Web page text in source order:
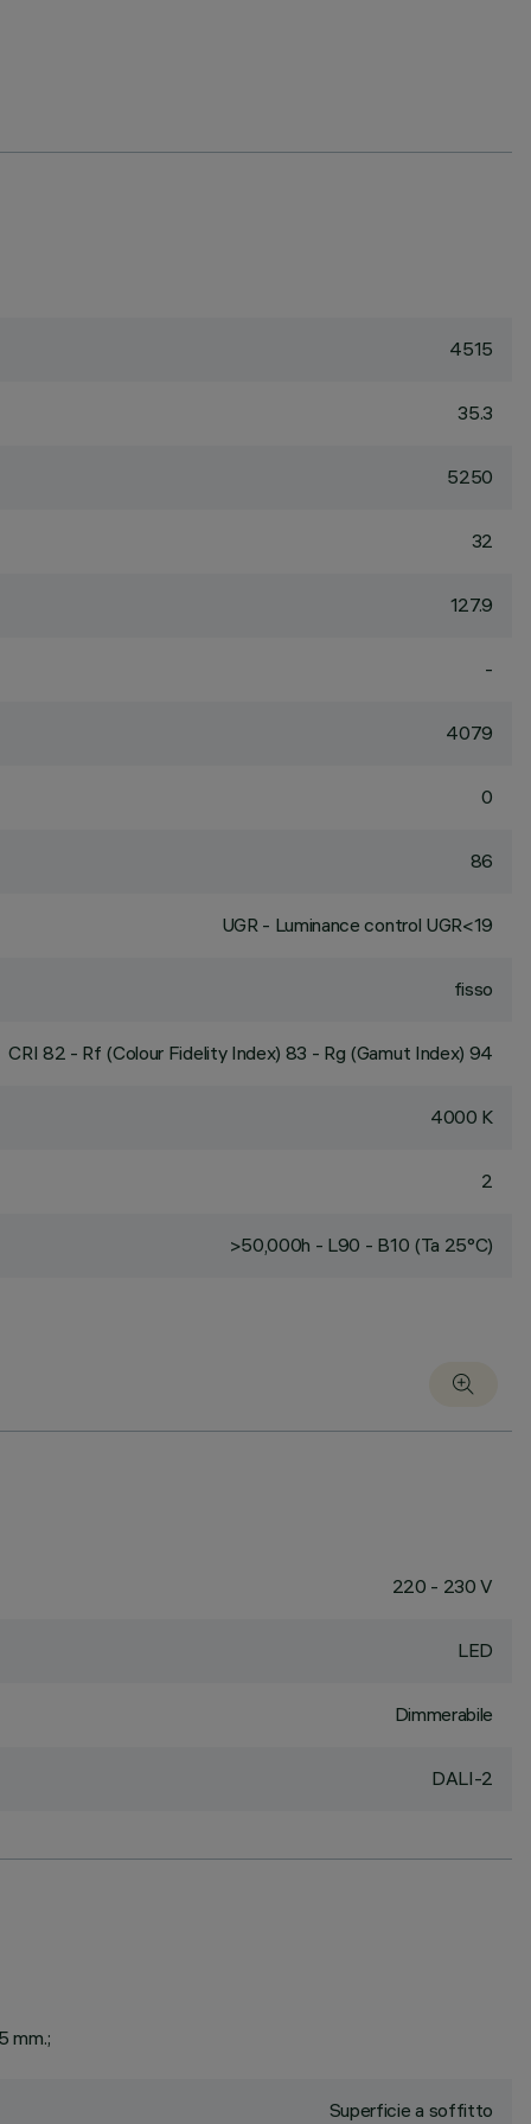
4515
35.3
5250
32
127.9
-
4079
0
86
UGR - Luminance control UGR<19
fisso
CRI 82 - Rf (Colour Fidelity Index) 83 - Rg (Gamut Index) 94
4000 K
2
>50,000h - L90 - B10 (Ta 25°C)
220 - 230 V
LED
Dimmerabile
DALI-2
mm.;
Superficie a soffitto